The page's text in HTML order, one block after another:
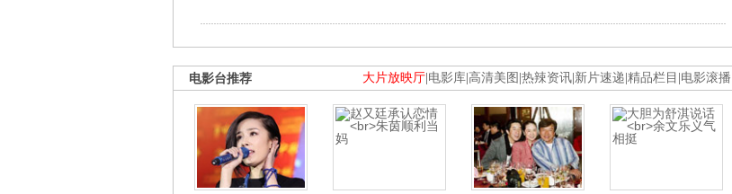
大片放映厅 电影库 高清美图 热辣资讯 新片速递 精品栏目 电影滚播
电影台推荐